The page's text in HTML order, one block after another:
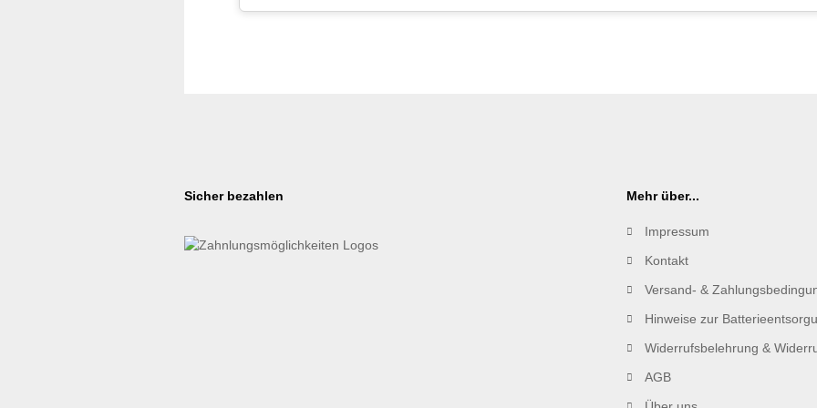
Sicher bezahlen Mehr über...
Impressum
Kontakt
Versand- &
Hinweise zur
Widerrufsbelehrung &
AGB